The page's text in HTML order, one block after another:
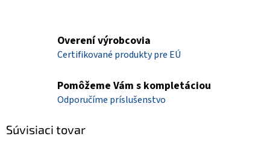
Overení výrobcovia
Certifikované produkty pre EÚ
Pomôžeme Vám s kompletáciou
Odporučíme príslušenstvo
Súvisiaci tovar